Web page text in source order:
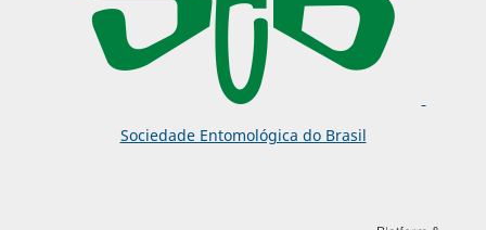
Sociedade Entomológica do Brasil